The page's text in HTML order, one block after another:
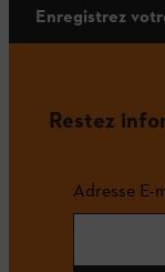
Enregistrez
Restez
Adresse E-